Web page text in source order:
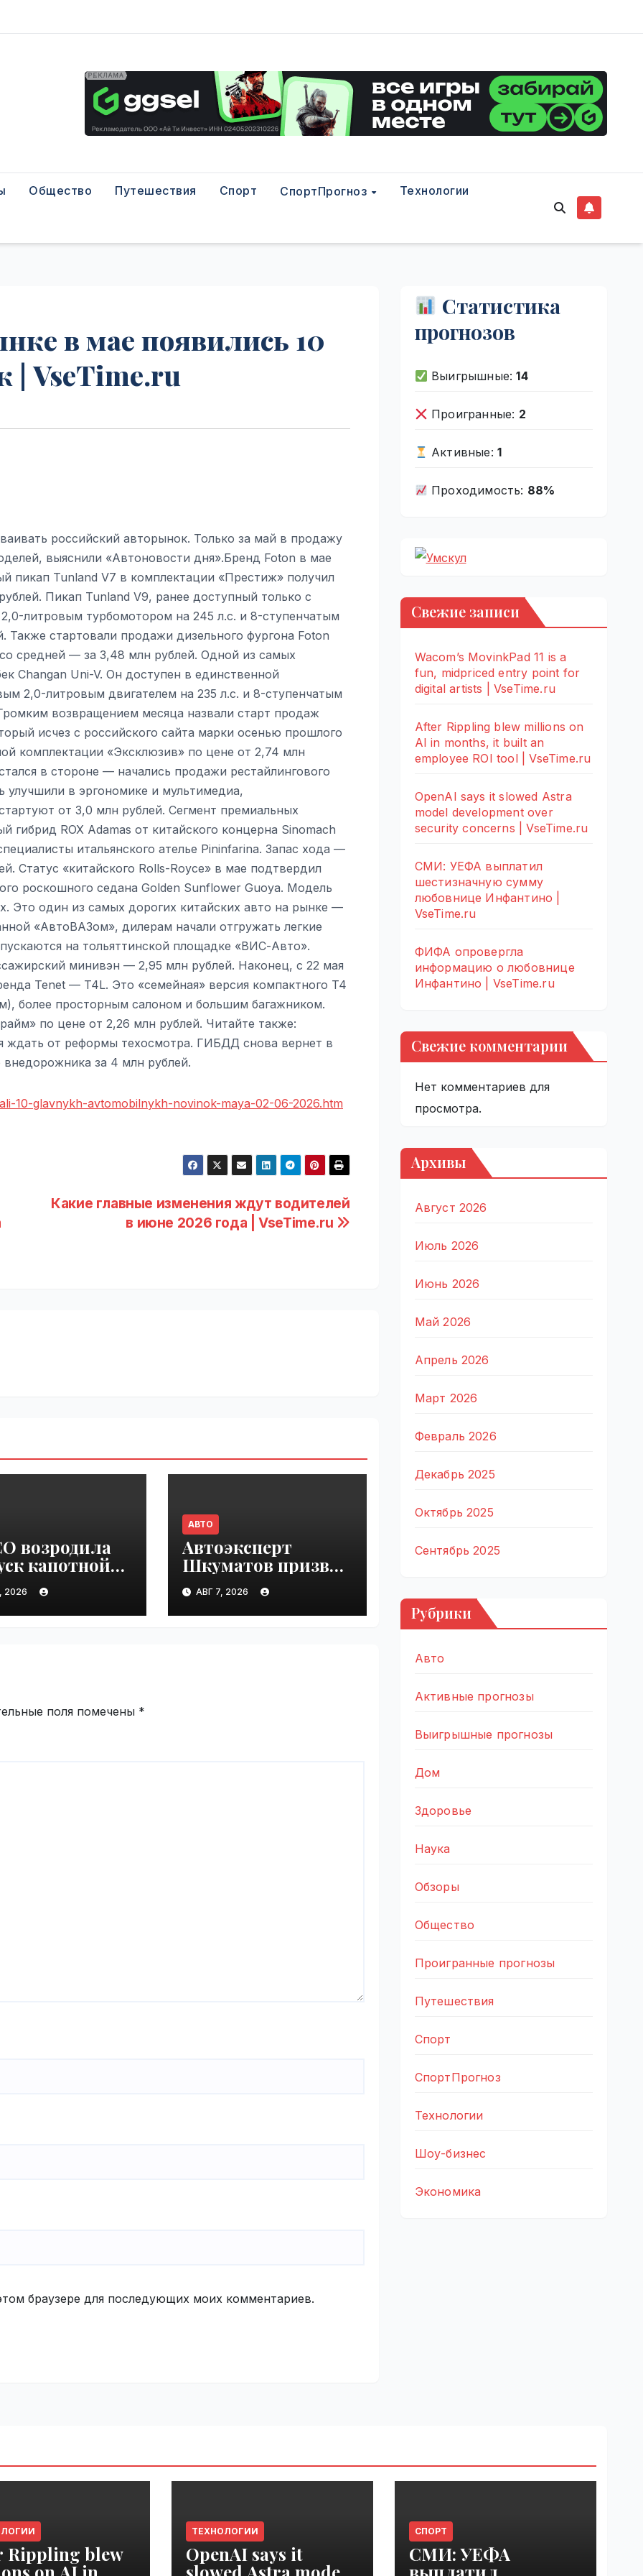
Общество Путешествия Спорт СпортПрогноз Технологии
в мае появились 10
| VseTime.ru
российский авторынок. Только за май в продажу
выяснили «Автоновости дня».Бренд Foton в мае
пикап Tunland V7 в комплектации «Престиж» получил
Пикап Tunland V9, ранее доступный только с
литровым турбомотором на 245 л.с. и 8-ступенчатым
стартовали продажи дизельного фургона Foton
средней — за 3,48 млн рублей. Одной из самых
Changan Uni-V. Он доступен в единственной
2,0-литровым двигателем на 235 л.с. и 8-ступенчатым
возвращением месяца назвали старт продаж
исчез с российского сайта марки осенью прошлого
комплектации «Эксклюзив» по цене от 2,74 млн
в стороне — начались продажи рестайлингового
улучшили в эргономике и мультимедиа,
от 3,0 млн рублей. Сегмент премиальных
ROX Adamas от китайского концерна Sinomach
итальянского ателье Pininfarina. Запас хода —
Статус «китайского Rolls-Royce» в мае подтвердил
роскошного седана Golden Sunflower Guoya. Модель
Это один из самых дорогих китайских авто на рынке —
«АвтоВАЗом», дилерам начали отгружать легкие
на тольяттинской площадке «ВИС-Авто».
минивэн — 2,95 млн рублей. Наконец, с 22 мая
Tenet — T4L. Это «семейная» версия компактного T4
более просторным салоном и большим багажником.
по цене от 2,26 млн рублей. Читайте также:
ждать от реформы техосмотра. ГИБДД снова вернет в
за 4 млн рублей.
10-glavnykh-avtomobilnykh-novinok-maya-02-06-2026.htm
Какие главные изменения ждут водителей
в июне 2026 года | VseTime.ru
возродила
капотной
Strator для
|
2026
АВТО
Автоэксперт
Шкуматов призвал
поднять
разрешённую
скорость на
АВГ 7, 2026
поля помечены *
браузере для последующих моих комментариев.
Статистика
прогнозов
Выигрышные:14
Проигранные: 2
Активные: 1
Проходимость: 88%
Свежие записи
Wacom’s MovinkPad 11 is a
fun, midpriced entry point for
digital artists | VseTime.ru
After Rippling blew millions on
AI in months, it built an
employee ROI tool | VseTime.ru
OpenAI says it slowed Astra
model development over
security concerns | VseTime.ru
СМИ: УЕФА выплатил
шестизначную сумму
любовнице Инфантино |
VseTime.ru
ФИФА опровергла
информацию о любовнице
Инфантино | VseTime.ru
Свежие комментарии
Нет комментариев для
просмотра.
Архивы
Август 2026
Июль 2026
Июнь 2026
Май 2026
Апрель 2026
Март 2026
Февраль 2026
Декабрь 2025
Октябрь 2025
Сентябрь 2025
Рубрики
Авто
Активные прогнозы
Выигрышные прогнозы
Дом
Здоровье
Наука
Обзоры
Общество
Проигранные прогнозы
Путешествия
Спорт
СпортПрогноз
Технологии
Шоу-бизнес
Экономика
Rippling blew
ТЕХНОЛОГИИ
OpenAI says it
СПОРТ
СМИ: УЕФА